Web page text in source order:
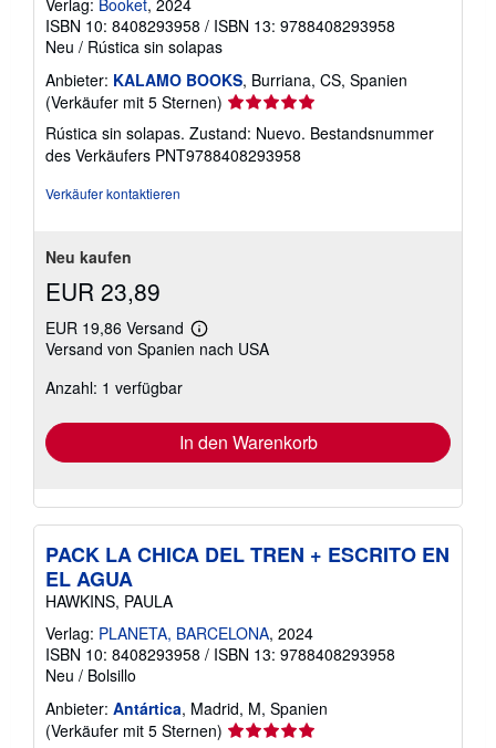
ISBN 10: 8408293958 / ISBN 13: 9788408293958
Neu / Rústica sin solapas
Anbieter: KALAMO BOOKS, Burriana, CS, Spanien
(Verkäufer mit 5 Sternen) Verkäuferbewertung
von
5
Rústica sin solapas. Zustand: Nuevo. Bestandsnummer
des Verkäufers PNT9788408293958
Verkäufer kontaktieren
Neu kaufen
EUR 23,89
EUR 19,86 Versand
Weitere
Informationen
Versand von Spanien nach USA
Anzahl: 1 verfügbar
In den Warenkorb
PACK LA CHICA DEL TREN + ESCRITO EN
EL AGUA
HAWKINS, PAULA
Verlag: PLANETA, BARCELONA, 2024
ISBN 10: 8408293958 / ISBN 13: 9788408293958
Neu / Bolsillo
Anbieter: Antártica, Madrid, M, Spanien
(Verkäufer mit 5 Sternen) Verkäuferbewertung